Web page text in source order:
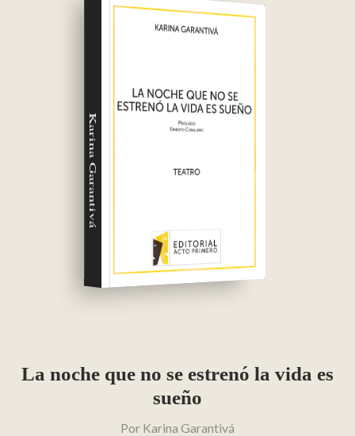
Karina Garantivá
La noche que no se estrenó la vida es
sueño
Por Karina Garantivá